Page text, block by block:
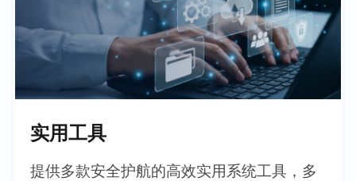
实用工具
提供多款安全护航的高效实用系统工具，多